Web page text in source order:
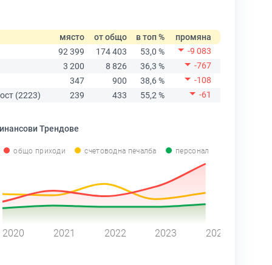
място от общо в топ %
промяна
92 399
174 403 53,0 %
-9 083
3 200
8 826 36,3 %
-767
347
900 38,6 %
-108
(2223)
239 433 55,2 % -61
Трендове
общо приходи счетоводна печалба персонал
2020 2021 2022 2023 2024